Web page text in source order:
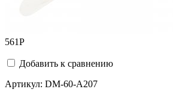
561Р
Добавить к сравнению
Артикул: DM-60-A207